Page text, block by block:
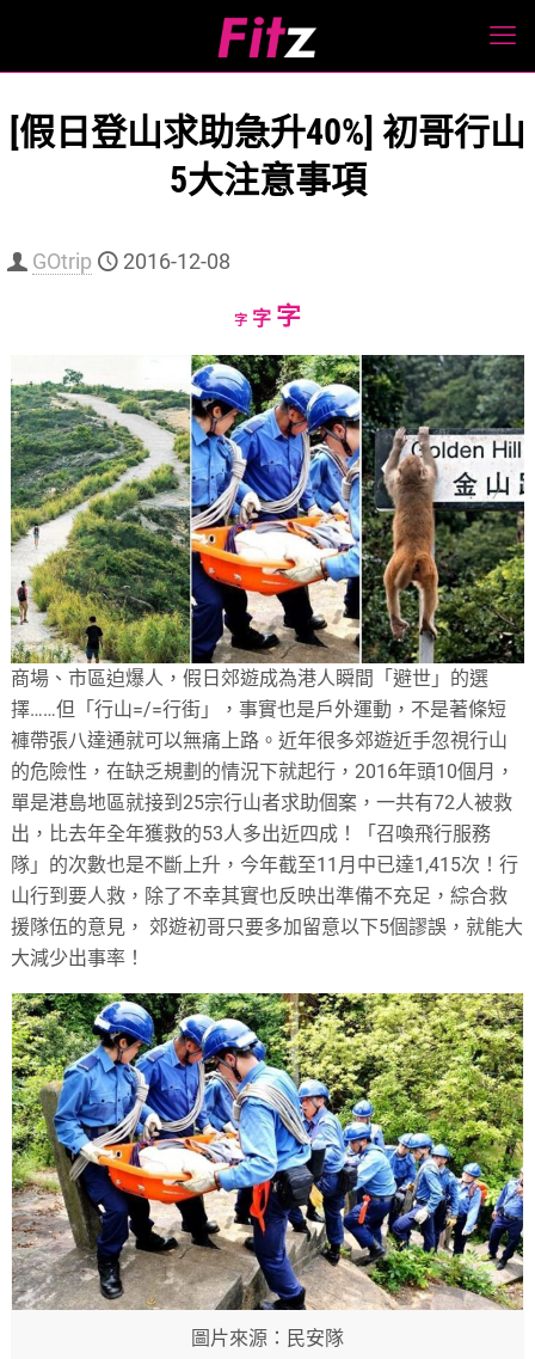
[假日登山求助急升40%] 初哥行山
5大注意事項
GOtrip 2016-12-08
字Decrease
size.
字Reset
size.
字Increase
size.
商場、市區迫爆人，假日郊遊成為港人瞬間「避世」的選
擇……但「行山=/=行街」，事實也是戶外運動，不是著條短
褲帶張八達通就可以無痛上路。近年很多郊遊近手忽視行山
的危險性，在缺乏規劃的情況下就起行，2016年頭10個月，
單是港島地區就接到25宗行山者求助個案，一共有72人被救
出，比去年全年獲救的53人多出近四成！「召喚飛行服務
隊」的次數也是不斷上升，今年截至11月中已達1,415次！行
山行到要人救，除了不幸其實也反映出準備不充足，綜合救
援隊伍的意見， 郊遊初哥只要多加留意以下5個謬誤，就能大
大減少出事率！
圖片來源：民安隊